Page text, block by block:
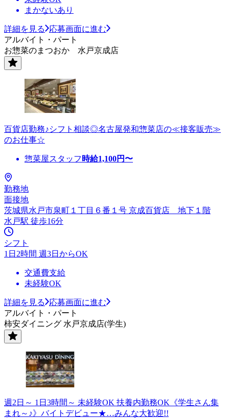
まかないあり
詳細を見る
応募画面に進む
アルバイト・パート
お惣菜のまつおか 水戸京成店
百貨店勤務♪シフト相談◎名古屋発和惣菜店の≪接客販売≫
のお仕事☆
惣菜屋スタッフ 時給1,100円〜
勤務地
面接地
茨城県水戸市泉町１丁目６番１号 京成百貨店 地下１階
水戸駅 徒歩16分
シフト
1日2時間 週3日からOK
交通費支給
未経験OK
詳細を見る
応募画面に進む
アルバイト・パート
柿安ダイニング 水戸京成店(学生)
週2日～ 1日3時間～ 未経験OK 扶養内勤務OK《学生さん集
まれ～♪》バイトデビュー★…みんな大歓迎!!